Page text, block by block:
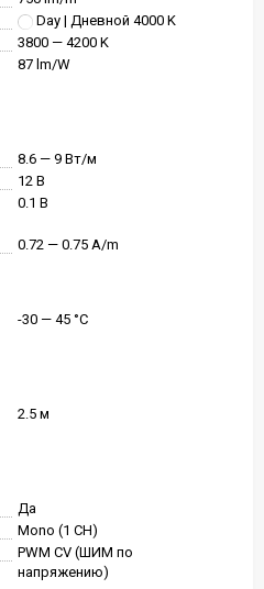
Day | Дневной 4000 K
3800 — 4200 K
87 lm/W
8.6 — 9 Вт/м
12 В
0.1 В
0.72 — 0.75 A/m
-30 — 45 °C
2.5 м
Да
Mono (1 CH)
PWM СV (ШИМ по
напряжению)